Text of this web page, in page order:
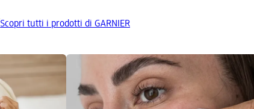
Scopri tutti i prodotti di GARNIER